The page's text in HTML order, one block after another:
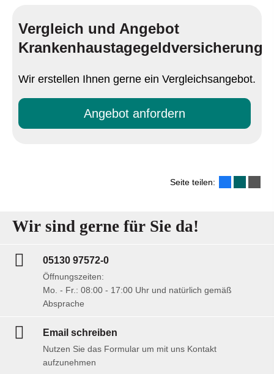
Vergleich und Angebot
Krankenhaustagegeldversicherung
Wir erstellen Ihnen gerne ein Vergleichsangebot.
An­ge­bot an­for­dern
Seite teilen:
Wir sind gerne für Sie da!
05130 97572-0
Öffnungszeiten:
Mo. - Fr.: 08:00 - 17:00 Uhr und natürlich gemäß
Absprache
Email schreiben
Nutzen Sie das Formular um mit uns Kontakt
aufzunehmen